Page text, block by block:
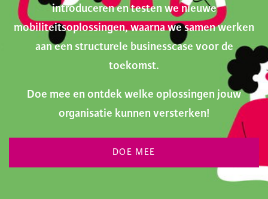
introduceren en testen we nieuwe
mobiliteitsoplossingen, waarna we samen werken
aan een structurele businesscase voor de
toekomst.
Doe mee en ontdek welke oplossingen jouw
organisatie kunnen versterken!
DOE MEE